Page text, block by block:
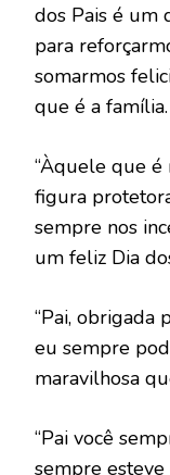
dos Pais é um
para
somarmos
que é a
“Àquele que é
figura
sempre nos
um feliz Dia
“Pai, obrigada
eu sempre
maravilhosa
“Pai você
sempre